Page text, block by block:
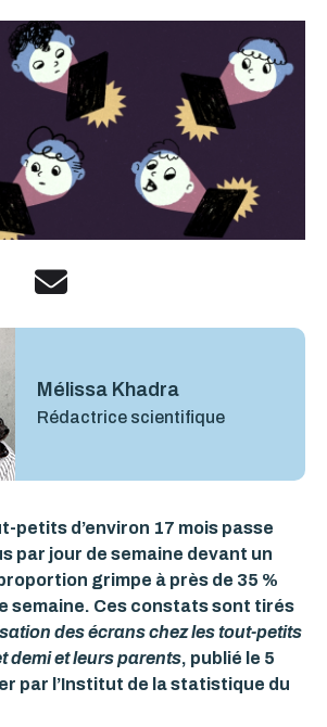
Mélissa Khadra
Rédactrice scientifique
petits d’environ 17 mois passe
par jour de semaine devant un
grimpe à près de 35 %
semaine. Ces constats sont tirés
des écrans chez les tout-petits
demi et leurs parents, publié le 5
par l’Institut de la statistique du